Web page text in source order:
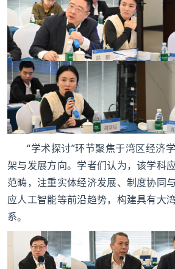
“学术探讨”环节聚焦于湾区经济
架与发展方向。学者们认为，该学科
范畴，注重实体经济发展、制度协同
应人工智能等前沿趋势，构建具有大
系。